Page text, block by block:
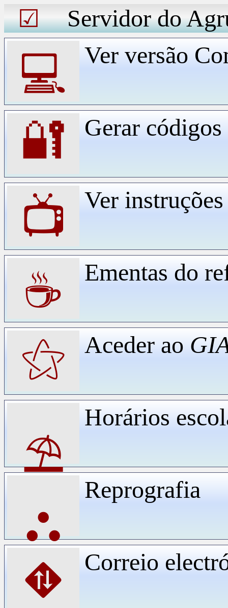
☑ Servidor do
💻 Ver versão
🔐 Gerar
📺 Ver
☕ Ementas do
⚝ Aceder ao
⛱
Horários
⛬
Reprografia
⛖ Correio